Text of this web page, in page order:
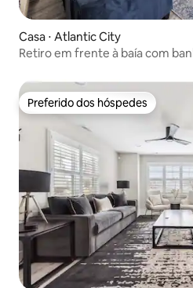
Casa ⋅ Atlantic City
Retiro em frente à baía com
Preferido dos hóspedes
Preferido dos hóspedes